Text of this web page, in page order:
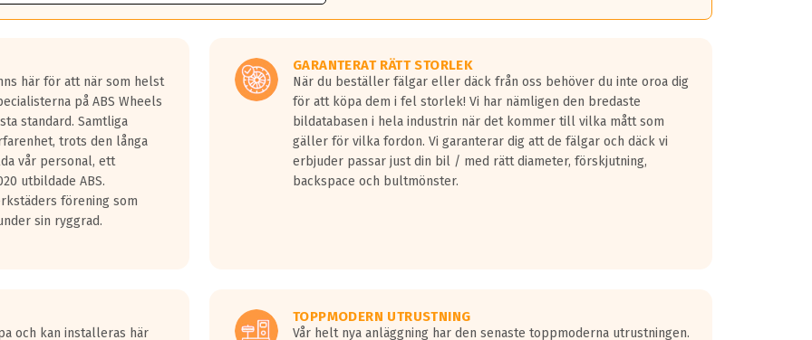
lastbilar.
på en väg där det ligger 0.5-1.5 mm vatten.
fyra billängder( ca 18meter) mellan däck med betyg A gentemot
överträffa motorljudet.
ett däck med vågar. Hög bullernivå markeras med svarta vågor
kraven som finns i dagsläget, men är inte längre tillåtna enligt nya
här för att när som helst
på ABS Wheels
standard. Samtliga
trots den långa
vår personal, ett
utbildade ABS.
förening som
sin ryggrad.
GARANTERAT RÄTT STORLEK
När du beställer fälgar eller däck från oss behöver du inte oroa dig
för att köpa dem i fel storlek! Vi har nämligen den bredaste
bildatabasen i hela industrin när det kommer till vilka mått som
gäller för vilka fordon. Vi garanterar dig att de fälgar och däck vi
erbjuder passar just din bil / med rätt diameter, förskjutning,
backspace och bultmönster.
och kan installeras här
TOPPMODERN UTRUSTNING
Vår helt nya anläggning har den senaste toppmoderna utrustningen.